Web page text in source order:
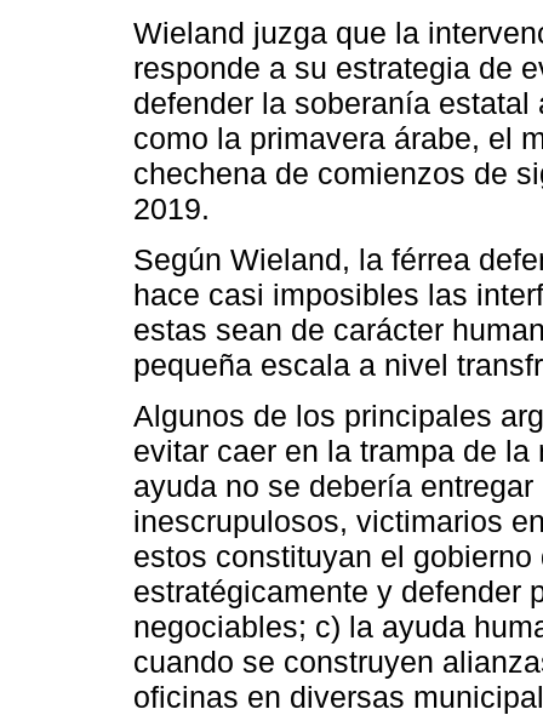
Wieland juzga que la
responde a su estrategia de
defender la soberanía
como la primavera árabe, el
chechena de comienzos de
2019.
Según Wieland, la férrea
hace casi imposibles las
estas sean de carácter
pequeña escala a nivel
Algunos de los principales
evitar caer en la trampa de
ayuda no se debería
inescrupulosos, victimarios
estos constituyan el
estratégicamente y defender
negociables; c) la ayuda
cuando se construyen
oficinas en diversas